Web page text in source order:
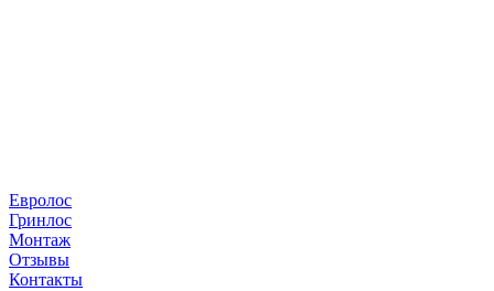
Евролос
Гринлос
Монтаж
Отзывы
Контакты